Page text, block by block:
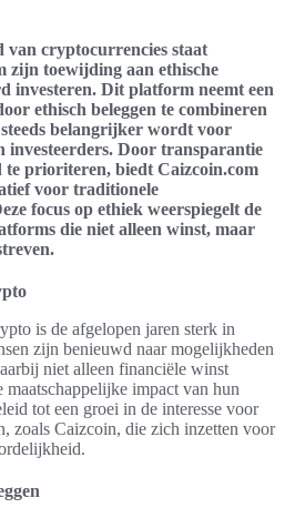
van cryptocurrencies staat
zijn toewijding aan ethische
investeren. Dit platform neemt een
ethisch beleggen te combineren
belangrijker wordt voor
investeerders. Door transparantie
prioriteren, biedt Caizcoin.com
voor traditionele
focus op ethiek weerspiegelt de
die niet alleen winst, maar
is de afgelopen jaren sterk in
zijn benieuwd naar mogelijkheden
niet alleen financiële winst
maatschappelijke impact van hun
tot een groei in de interesse voor
zoals Caizcoin, die zich inzetten voor